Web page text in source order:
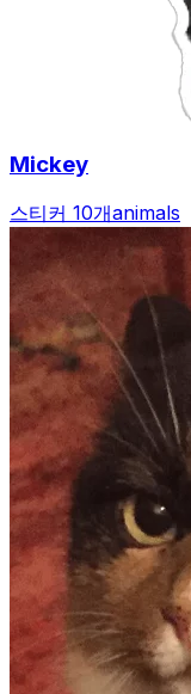
Mickey
스티커 10개animals